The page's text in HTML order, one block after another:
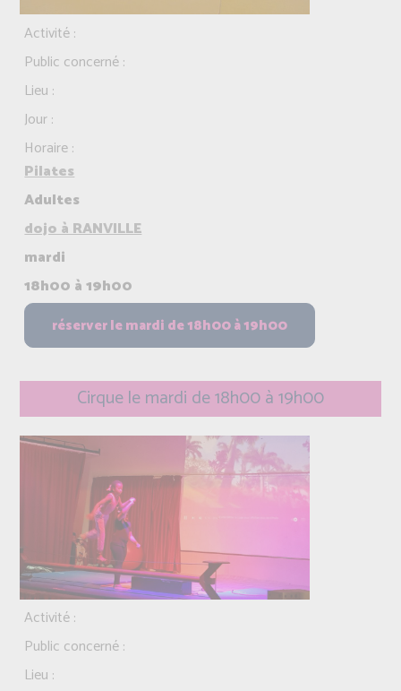
Activité :
Public concerné :
Lieu :
Jour :
Horaire :
Pilates
Adultes
dojo à RANVILLE
mardi
18h00 à 19h00
Cirque le mardi de 18h00 à 19h00
Activité :
Public concerné :
Lieu :